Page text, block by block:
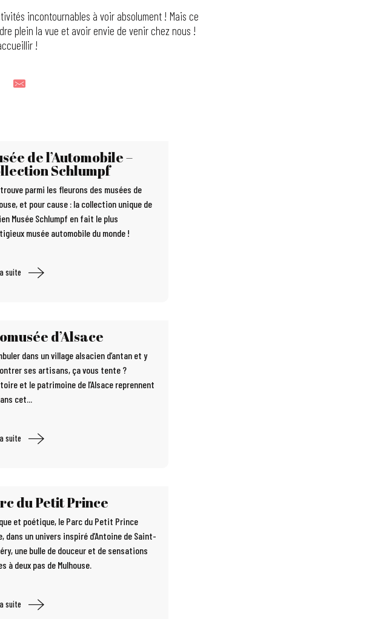
incontournables à voir absolument ! Mais ce
plein la vue et avoir envie de venir chez nous !
!
de l’Automobile –
Schlumpf
parmi les fleurons des musées de
et pour cause : la collection unique de
Musée Schlumpf en fait le plus
musée automobile du monde !
suite
d’Alsace
dans un village alsacien d’antan et y
ses artisans, ça vous tente ?
et le patrimoine de l’Alsace reprennent
cet...
suite
du Petit Prince
et poétique, le Parc du Petit Prince
dans un univers inspiré d’Antoine de Saint-
une bulle de douceur et de sensations
à deux pas de Mulhouse.
suite